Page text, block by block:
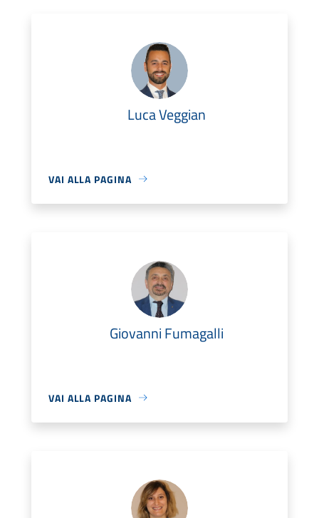
Luca Veggian
VAI ALLA PAGINA
Giovanni Fumagalli
VAI ALLA PAGINA